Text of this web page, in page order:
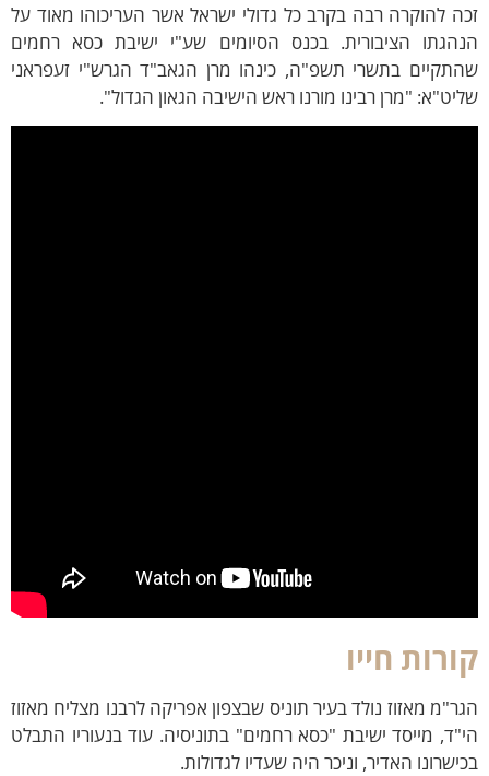
להוקרה רבה בקרב כל גדולי ישראל אשר העריכוהו מאוד על
הציבורית. בכנס הסיומים שע"י ישיבת כסא רחמים
בתשרי תשפ"ה, כינהו מרן הגאב"ד הגרש"י זעפראני
"מרן רבינו מורנו ראש הישיבה הגאון הגדול".
חייו
מאזוז נולד בעיר תוניס שבצפון אפריקה לרבנו מצליח מאזוז
מייסד ישיבת "כסא רחמים" בתוניסיה. עוד בנעוריו התבלט
האדיר, וניכר היה שעדיו לגדולות.